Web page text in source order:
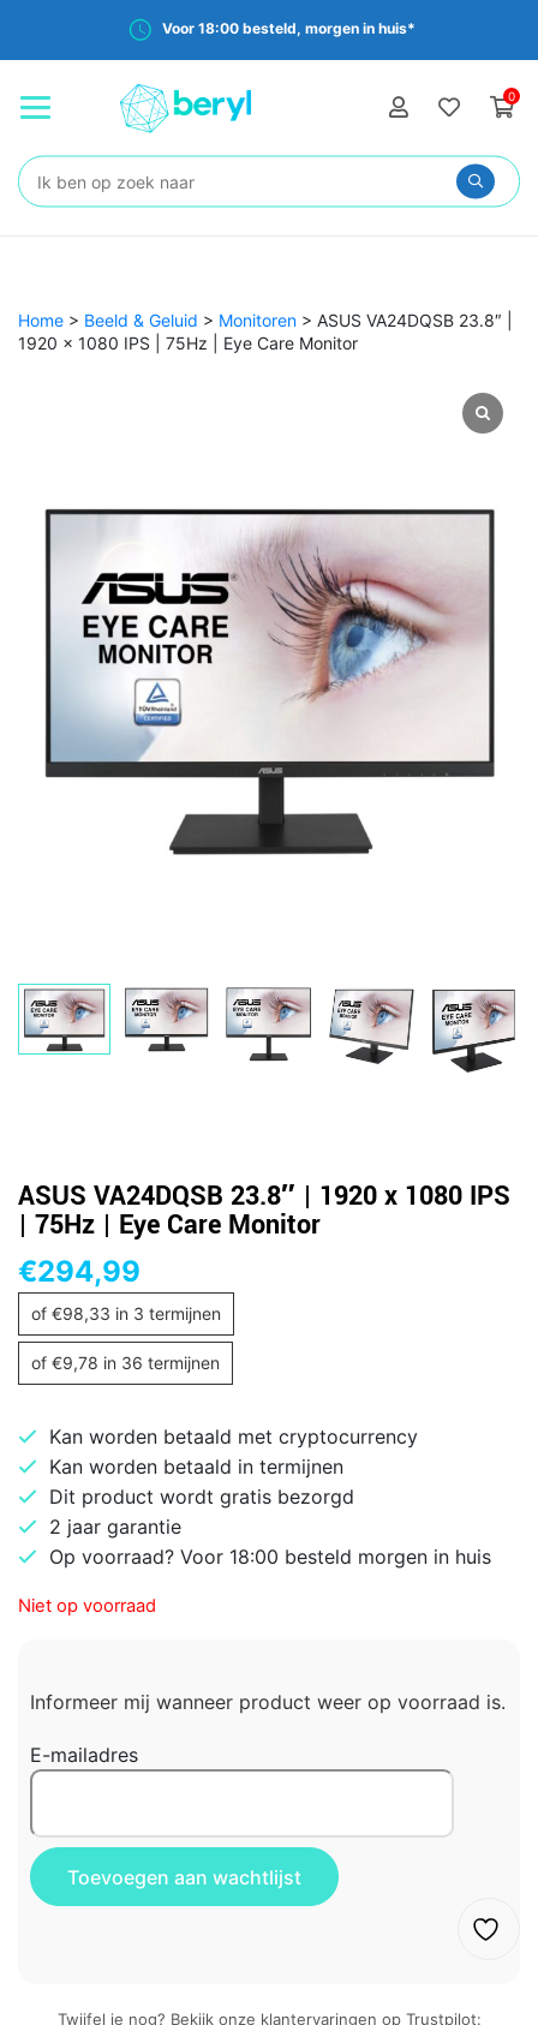
Voor 18:00 besteld, morgen in huis*
0
Zoeken:
Home > Beeld & Geluid > Monitoren > ASUS VA24DQSB 23.8″ |
1920 x 1080 IPS | 75Hz | Eye Care Monitor
ASUS VA24DQSB 23.8″ | 1920 x 1080 IPS
| 75Hz | Eye Care Monitor
€294,99
of €98,33 in 3 termijnen
of €9,78 in 36 termijnen
Kan worden betaald met cryptocurrency
Kan worden betaald in termijnen
Dit product wordt gratis bezorgd
2 jaar garantie
Op voorraad? Voor 18:00 besteld morgen in huis
Niet op voorraad
Informeer mij wanneer product weer op voorraad is.
E-mailadres
Twijfel je nog? Bekijk onze klantervaringen op Trustpilot: